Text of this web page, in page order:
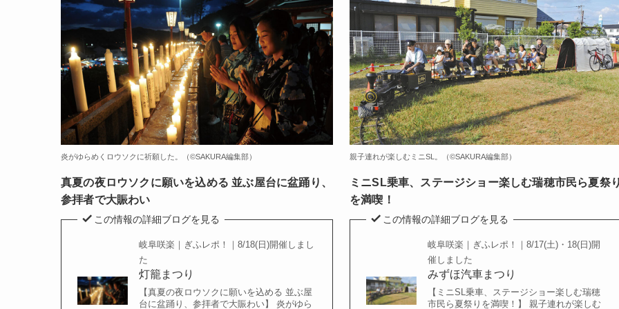
炎がゆらめくロウソクに祈願した。（©️SAKURA編集部）
真夏の夜ロウソクに願いを込める 並ぶ屋台に盆踊り、
参拝者で大賑わい
この情報の詳細ブログを見る
岐阜咲楽｜ぎふレポ！｜8/18(日)開催しまし
た
灯籠まつり
【真夏の夜ロウソクに願いを込める 並ぶ屋
台に盆踊り、参拝者で大賑わい】 炎がゆら
親子連れが楽しむミニSL。（©️SAKURA編集部）
ミニSL乗車、ステージショー楽しむ瑞穂市民ら夏祭
を満喫！
この情報の詳細ブログを見る
岐阜咲楽｜ぎふレポ！｜8/17(土)・18(日)開
催しました
みずほ汽車まつり
【ミニSL乗車、ステージショー楽しむ瑞穂
市民ら夏祭りを満喫！】 親子連れが楽しむ